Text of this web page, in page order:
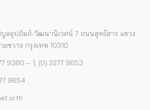
บูลอุปถัมภ์-วัฒนานิเวศน์ 7 ถนนสุทธิสาร แขวง
ขวาง กรุงเทพ 10310
9380 – 1, (0) 2277 9653
9654